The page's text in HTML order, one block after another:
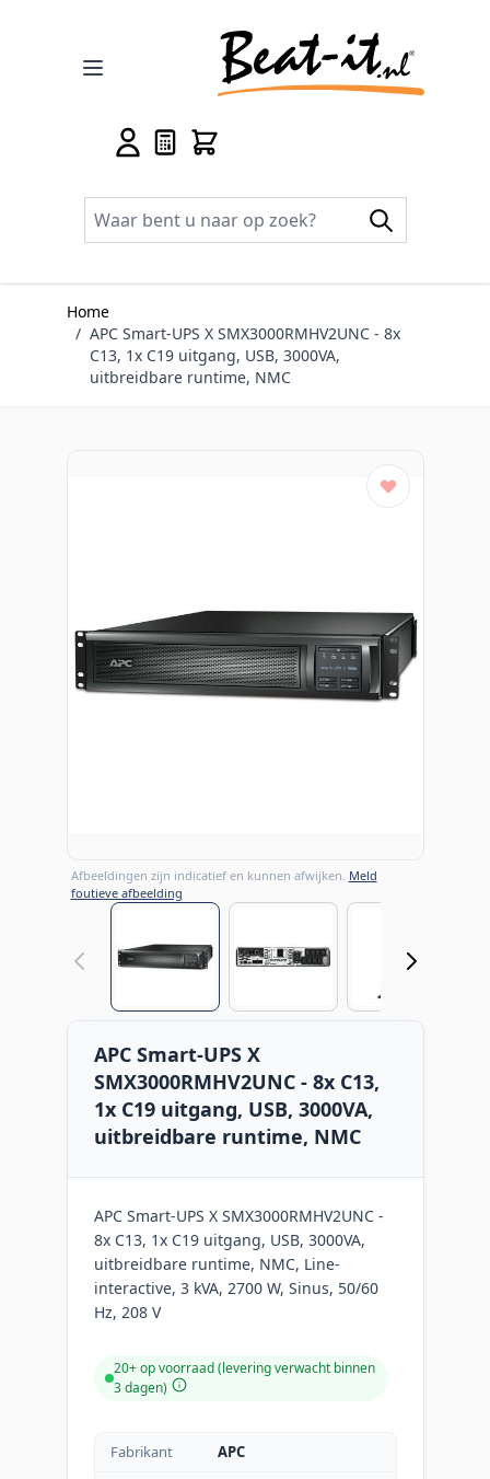
Home
/ APC Smart-UPS X SMX3000RMHV2UNC - 8x
C13, 1x C19 uitgang, USB, 3000VA,
uitbreidbare runtime, NMC
Afbeeldingen zijn indicatief en kunnen afwijken. Meld
foutieve afbeelding
APC Smart-UPS X
SMX3000RMHV2UNC - 8x C13,
1x C19 uitgang, USB, 3000VA,
uitbreidbare runtime, NMC
APC Smart-UPS X SMX3000RMHV2UNC -
8x C13, 1x C19 uitgang, USB, 3000VA,
uitbreidbare runtime, NMC, Line-
interactive, 3 kVA, 2700 W, Sinus, 50/60
Hz, 208 V
20+ op voorraad (levering verwacht binnen
3 dagen)
Fabrikant
APC